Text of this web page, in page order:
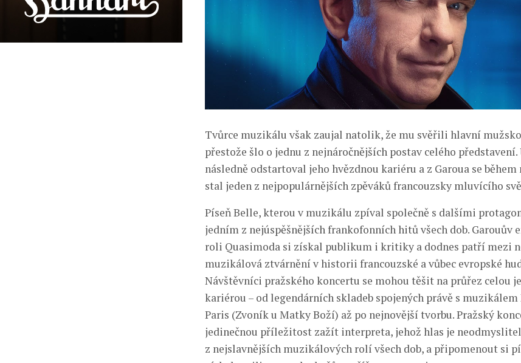
Tvůrce muzikálu však zaujal natolik, že mu svěřili hlavní
přestože šlo o jednu z nejnáročnějších postav celého představení.
následně odstartoval jeho hvězdnou kariéru a z Garoua se během
stal jeden z nejpopulárnějších zpěváků francouzsky mluvícího
Píseň Belle, kterou v muzikálu zpíval společně s dalšími
jedním z nejúspěšnějších frankofonních hitů všech dob. Garouův
roli Quasimoda si získal publikum i kritiky a dodnes patří mezi
muzikálová ztvárnění v historii francouzské a vůbec evropské
Návštěvníci pražského koncertu se mohou těšit na průřez celou
kariérou – od legendárních skladeb spojených právě s muzikálem
Paris (Zvoník u Matky Boží) až po nejnovější tvorbu. Pražský
jedinečnou příležitost zažít interpreta, jehož hlas je
z nejslavnějších muzikálových rolí všech dob, a připomenout si